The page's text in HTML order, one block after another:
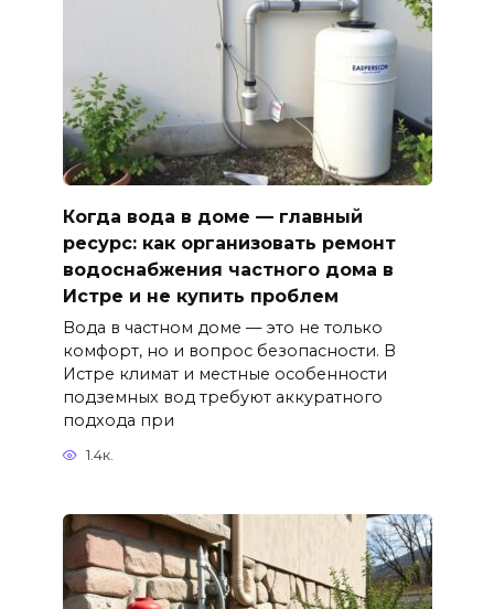
Когда вода в доме — главный
ресурс: как организовать ремонт
водоснабжения частного дома в
Истре и не купить проблем
Вода в частном доме — это не только
комфорт, но и вопрос безопасности. В
Истре климат и местные особенности
подземных вод требуют аккуратного
подхода при
1.4к.